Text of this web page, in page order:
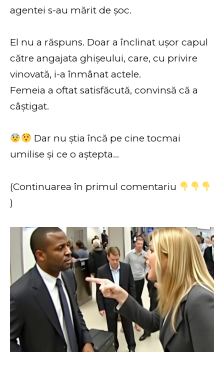
agentei s-au mărit de șoc.
El nu a răspuns. Doar a înclinat ușor capul
către angajata ghișeului, care, cu privire
vinovată, i-a înmânat actele.
Femeia a oftat satisfăcută, convinsă că a
câștigat.
Dar nu știa încă pe cine tocmai
umilise și ce o aștepta…
(Continuarea în primul comentariu
)